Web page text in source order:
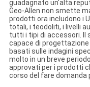
guadagnato un'alta
Geo-Allen non smette
prodotti ora includono i
totali, i teodoliti, i livelli
tutti i tipi di accessori. Il
capace di
basati sulle indagini
molto in un breve
approvati per i prodotti
corso del fare domanda